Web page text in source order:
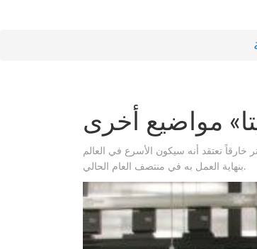
مواضيع أخرى
خارقاً تعتقد أنه سيكون الأسرع في العالم
بنهاية العمل به في منتصف العام الحالي.